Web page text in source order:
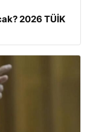
2026 TÜİK